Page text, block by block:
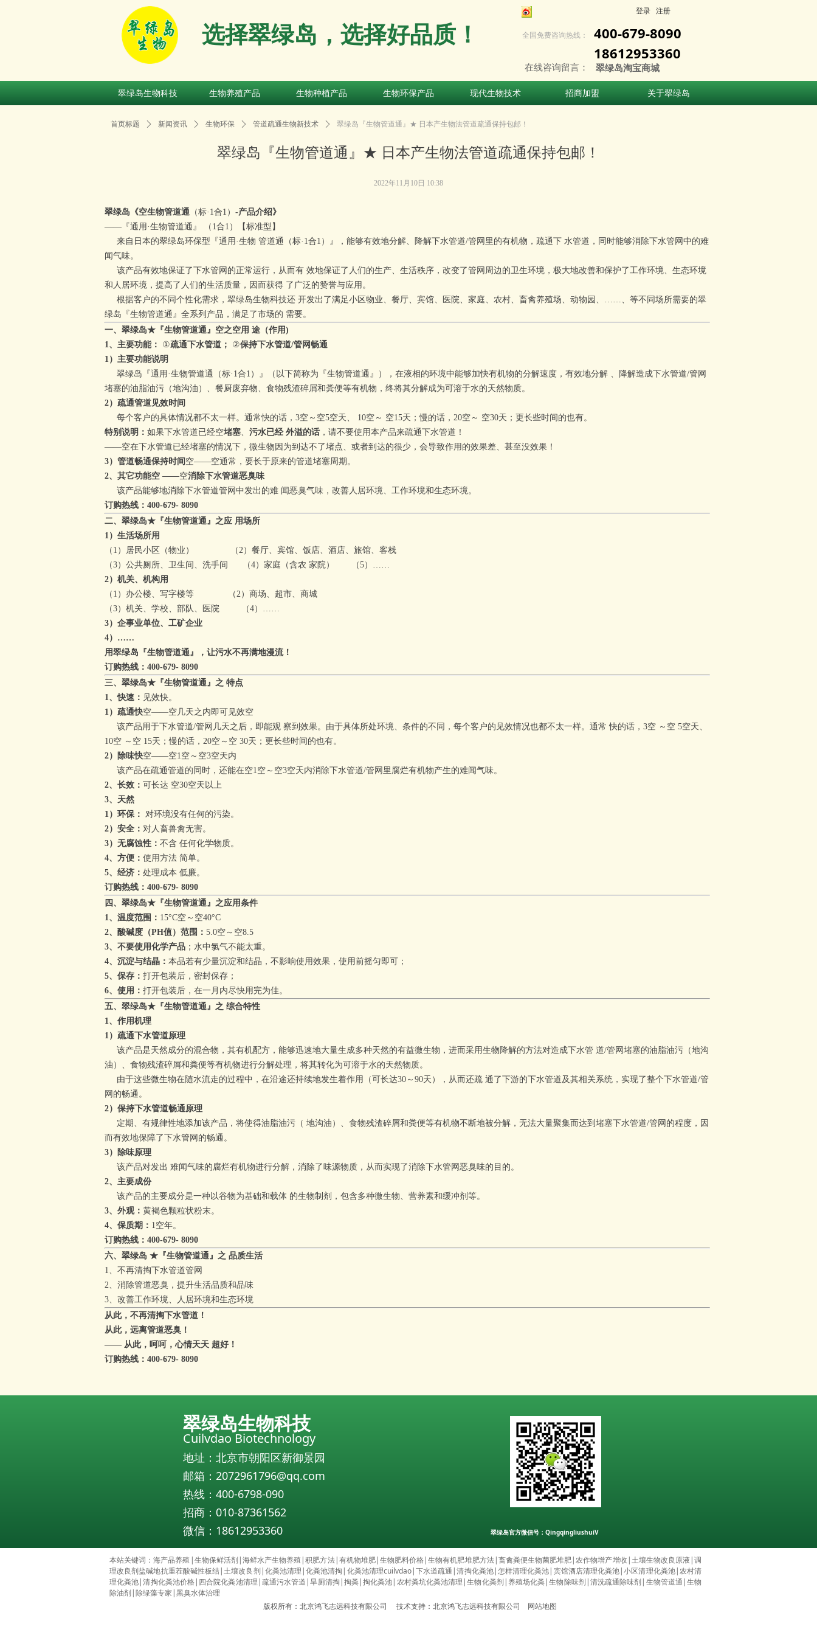
选择翠绿岛，选择好品质！
400-679-8090
18612953360
全国免费咨询热线：
翠绿岛淘宝商城
在线咨询留言：
登录 注册
翠绿岛生物科技 生物养殖产品 生物种植产品 生物环保产品 现代生物技术 招商加盟 关于翠绿岛
翠绿岛『生物管道通』★ 日本产生物法管道疏通保持包邮！
首页标题 ꄲ 新闻资讯 ꄲ 生物环保 ꄲ 管道疏通生物新技术 ꄲ 翠绿岛『生物管道通』★ 日本产生物法管道疏通保持包邮！
翠绿岛《空生物管道通 （标·1合1） -产品介绍》
——『通用·生物管道通』 （1合1）【标准型】
来自日本的翠绿岛环保型『通用·生物 管道通
（标·1合1）
』，能够有效地分解、降解下水管道/管网里的有机物，疏通下 水管道，同时能够消除下水管网中的难
闻气味。
该产品有效地保证了下水管网的正常运行，从而有 效地保证了人们的生产、生活秩序，改变了管网周边的卫生环境，极大地改善和保护了工作环境、生态环境
和人居环境，提高了人们的生活质量，因而获得 了广泛的赞誉与应用。
根据客户的不同个性化需求，翠绿岛生物科技还 开发出了满足小区物业、餐厅、宾馆、医院、家庭、农村、畜禽养殖场、动物园、……、等不同场所需要的翠
绿岛 『生物管道通』全系列产品，满足了市场的 需要。
一、翠绿岛★『生物管道通』 空之空用 途（作用)
1、主要功能： ①疏通下水管道； ②保持下水管道/管网畅通
1）主要功能说明
翠绿岛 『通用·生物管道通 （标·1合1） 』 （以下简称为『生物管道通』） ， 在液相的环境中能够加快有机物的分解速度，有效地分解 、降解造成下水管道/管网
堵塞的油脂油污（地沟油）、餐厨废弃物、食物残渣碎屑和粪便等有机物，终将其分解成为可溶于水的天然物质。
2） 疏通管道见效时间
每个客户的具体情况都不太一样。 通常快的话， 3空 ～ 空5空天、 10空 ～ 空15天；慢的话，20空 ～ 空30天 ；更长些时间的也有。
特别说明： 如果下水管道已经空堵塞、 污水已经 外溢的话 ，请不要使用本产品来疏通下水管道！
——空在下水管道已经堵塞的情况下，微生物因为到达不了堵点、或者到达的很少，会导致作用的效果差、甚至没效果！
3） 管道畅通保持时间 空——空通常，要长于原来的管道堵塞周期。
2、其它功能空 ——空消除下水管道恶臭味
该产品能够地消除下水管道管网中发出的难 闻恶臭气味，改善人居环境、工作环境和生态环境。
订购热线：400-679- 8090
二、 翠绿岛★『生物管道通』 之应 用场所
1）生活场所用
（1）居民小区（物业） （2）餐厅、宾馆、饭店、酒店、旅馆、客栈
（3）公共厕所、卫生间、洗手间 （4）家庭（含农 家院） （5）……
2）机关、机构用
（1）办公楼、写字楼等 （2）商场、超市、商城
（3）机关、学校、部队、医院 （4）……
3）企事业单位、工矿企业
4）……
用翠绿岛『生物管道通』，让污水不再满地漫流！
订购热线：400-679- 8090
三、 翠绿岛★『生物管道通』 之 特点
1、快速： 见效快。
1）疏通快空——空几天之内即可见效空
该产品用于下水管道/管网几天之后，即能观 察到效果。由于具体所处环境、条件的不同，每个客户的见效情况也都不太一样。 通常快的话，3空 ～ 空 5空天、
10空 ～ 空 15天；慢的话，20空 ～ 空 30天 ；更长些时间的也有。
2）除味快空——空1空 ～ 空3空天内
该产品在疏通管道的同时，还能在空1空 ～ 空3空天内消除下水管道/管网里腐烂有机物产生的难闻气味。
2、长效： 可长达 空30空天以上
3、天然
1）环保： 对环境没有任何的污染。
2）安全： 对人畜兽禽无害。
3）无腐蚀性： 不含 任何化学物质。
4、方便： 使用方法 简单。
5、经济： 处理成本 低廉。
订购热线：400-679- 8090
四、 翠绿岛★『生物管道通』 之应用条件
1、温度范围： 15°C空 ～ 空40°C
2、酸碱度（PH值）范围： 5.0空 ～ 空8.5
3、不要使用化学产品 ； 水中氯气不能太重。
4、沉淀与结晶： 本品若有少量沉淀和结晶，不影响使用效果，使用前摇匀即可；
5、保存： 打开包装后，密封保存；
6、使用： 打开包装后，在一月内尽快用完为佳。
五、 翠绿岛★『生物管道通』 之 综合特性
1、作用机理
1）疏通下水管道原理
该产品是天然成分的混合物，其有机配方，能够迅速地大量生成多种天然的有益微生物，进而采用生物降解的方法对造成下水管 道/管网堵塞的油脂油污（地沟
油）、食物残渣碎屑和粪便等有机物进行分解处理，将其转化为可溶于水的天然物质。
由于这些微生物在随水流走的过程中，在沿途还持续地发生着作用（可长达30～90天），从而还疏 通了下游的下水管道及其相关系统， 实现了整个下水管道/管
网的畅通。
2）保持下水管道畅通原理
定期、有规律性地添加该产品，将使得油脂油污（ 地沟油）、食物残渣碎屑和粪便等有机物不断地被分解，无法大量聚集而达到堵塞下水管道/管网的程度，因
而有效地保障了下水管网的畅通 。
3）除味原理
该产品对发出 难闻气味的腐烂有机物进行分解，消除了味源物质，从而实现了消除下水管网恶臭味的目的。
2、主要成份
该产品的主要成分是一种以谷物为基础和载体 的生物制剂，包含多种微生物、营养素和缓冲剂等。
3、外观： 黄褐色颗粒状粉末。
4、保质期： 1空年。
订购热线：400-679- 8090
六、 翠绿岛 ★『生物管道通』 之 品质生活
1、不再清掏下水管道管网
2、消除管道恶臭，提升生活品质和品味
3、改善工作环境、人居环境和生态环境
从此，不再清掏下水管道！
从此，远离管道恶臭！
—— 从此，呵呵，心情天天 超好！
订购热线：400-679- 8090
2022年11月10日 10:38
翠绿岛生物科技
Cuilvdao Biotechnology
地址：北京市朝阳区新御景园
邮箱：2072961796@qq.com
热线：400-6798-090
招商：010-87361562
微信：18612953360
翠绿岛官方微信号：QingqingliushuiV
本站关键词：海产品养殖 |生物保鲜活剂|海鲜水产生物养殖 |积肥方法|有机物堆肥|生物肥料价格|生物有机肥堆肥方法|畜禽粪便生物菌肥堆肥|农作物增产增收 |土壤生物改良原液 |调
理改良剂盐碱地抗重茬酸碱性板结|土壤改良剂|化粪池清理 |化粪池清掏 | 化粪池清理cuilvdao|下水道疏通 |清掏化粪池|怎样清理化粪池| 宾馆酒店清理化粪池|小区清理化粪池|农村清
理化粪池|清掏化粪池价格| 四合院化粪池清理 |疏通污水管道 |旱厕清掏 |掏粪|掏化粪池| 农村粪坑化粪池清理 |生物化粪剂| 养殖场化粪|生物除味剂|清洗疏通除味剂| 生物管道通 |生物
除油剂|除绿藻专家 |黑臭水体治理
版权所有：北京鸿飞志远科技有限公司 技术支持：北京鸿飞志远科技有限公司 网站地图